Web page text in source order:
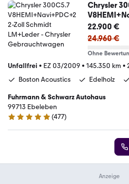
Chrysler
Schmidt
22.900 €
24.960 €
Ohne
Unfallfrei • EZ 03/2009 • 145.350 km •
Boston Acoustics
Edelholz
Fuhrmann & Schwarz Autohaus
99713 Ebeleben
4.9 Sterne
(477)